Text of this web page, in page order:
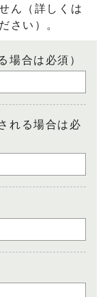
ん（詳しくは
さい）。
場合は必須）
れる場合は必